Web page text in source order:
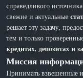
справедливого
свежие и актуальные
решает эту задачу,
тем и только
кредитах, депозитах и
Миссия
Принимать взвешенные